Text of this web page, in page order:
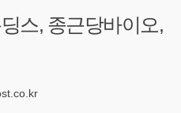
스, 종근당바이오,